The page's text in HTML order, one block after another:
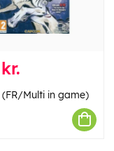
Multi in game)